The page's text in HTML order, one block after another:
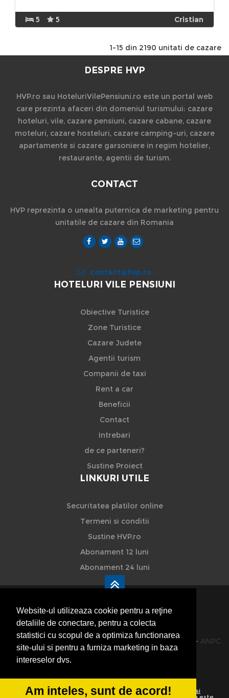
Website-ul utilizeaza cookie pentru a reţine
detaliile de conectare, pentru a colecta
statistici cu scopul de a optimiza functionarea
site-ului si pentru a furniza marketing in baza
intereselor dvs.
Am inteles, sunt de acord!
5 5 Cristian
1-15 din 2190 unitati de cazare
DESPRE HVP
HVP.ro sau HoteluriVilePensiuni.ro este un portal web
care prezinta afaceri din domeniul turismului: cazare
hoteluri, vile, cazare pensiuni, cazare cabane, cazare
moteluri, cazare hosteluri, cazare camping-uri, cazare
apartamente si cazare garsoniere in regim hotelier,
restaurante, agentii de turism.
CONTACT
HVP reprezinta o unealta puternica de marketing pentru
unitatile de cazare din Romania
contact@hvp.ro
HOTELURI VILE PENSIUNI
Obiective Turistice
Zone Turistice
Cazare Judete
Agentii turism
Companii de taxi
Rent a car
Beneficii
Contact
Intrebari
de ce parteneri?
Sustine Proiect
LINKURI UTILE
Securitatea platilor online
Termeni si conditii
Sustine HVP.ro
Abonament 12 luni
Abonament 24 luni
HVP - Hoteluri Vile Pensiuni
© 2014-2026 Powered byVilonMedia&TekaBility - ANPC
SOL
Utilizand acest site inseamna ca sunteti de acord cu Termenii si